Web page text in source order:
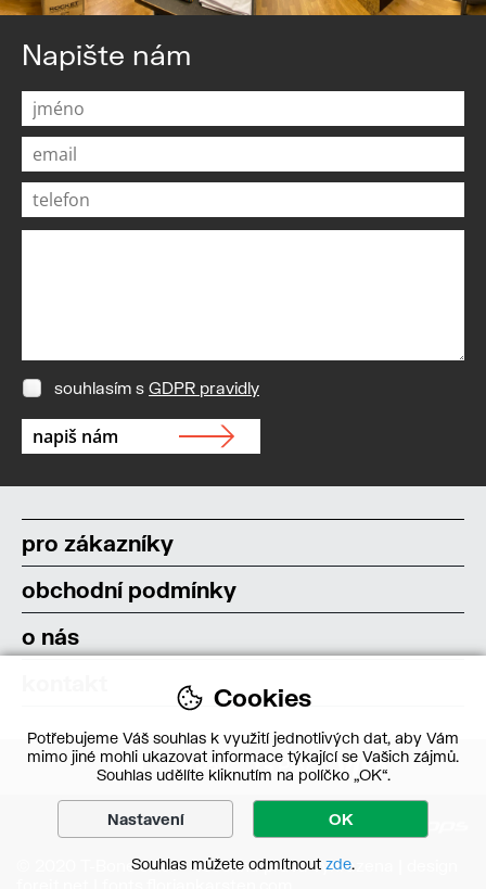
Napište nám
souhlasím s GDPR pravidly
pro zákazníky
obchodní podmínky
o nás
© 2020 T-Bone s.r.o. – Všechna práva vyhrazena | design
Cookies
Potřebujeme Váš souhlas k využití jednotlivých dat, aby Vám
mimo jiné mohli ukazovat informace týkající se Vašich zájmů.
Souhlas udělíte kliknutím na políčko „OK“.
Nastavení OK
Souhlas můžete odmítnout zde.